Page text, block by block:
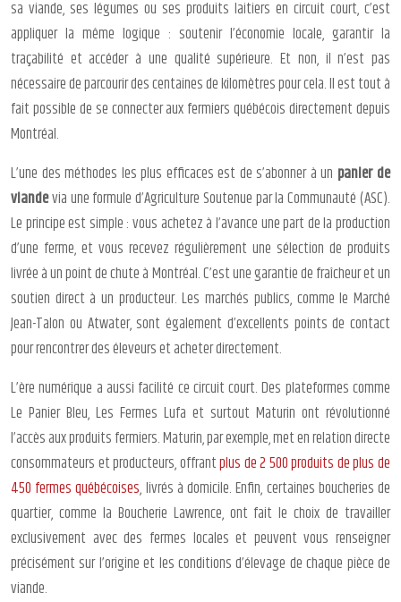
sa viande, ses légumes ou ses produits laitiers en circuit court, c’est
appliquer la même logique : soutenir l’économie locale, garantir la
traçabilité et accéder à une qualité supérieure. Et non, il n’est pas
nécessaire de parcourir des centaines de kilomètres pour cela. Il est tout à
fait possible de se connecter aux fermiers québécois directement depuis
Montréal.
L’une des méthodes les plus efficaces est de s’abonner à un panier de
viandevia une formule d’Agriculture Soutenue par la Communauté (ASC).
Le principe est simple : vous achetez à l’avance une part de la production
d’une ferme, et vous recevez régulièrement une sélection de produits
livrée à un point de chute à Montréal. C’est une garantie de fraîcheur et un
soutien direct à un producteur. Les marchés publics, comme le Marché
Jean-Talon ou Atwater, sont également d’excellents points de contact
pour rencontrer des éleveurs et acheter directement.
L’ère numérique a aussi facilité ce circuit court. Des plateformes comme
Le Panier Bleu, Les Fermes Lufa et surtout Maturin ont révolutionné
l’accès aux produits fermiers. Maturin, par exemple, met en relation directe
consommateurs et producteurs, offrantplus de 2 500 produits de plus de
450 fermes québécoises, livrés à domicile. Enfin, certaines boucheries de
quartier, comme la Boucherie Lawrence, ont fait le choix de travailler
exclusivement avec des fermes locales et peuvent vous renseigner
précisément sur l’origine et les conditions d’élevage de chaque pièce de
viande.